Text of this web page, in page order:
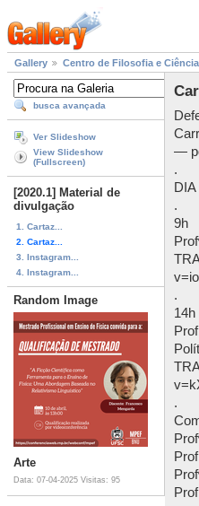
Gallery Centro de Filosofia e
busca avançada
Ver Slideshow
View Slideshow
(Fullscreen)
[2020.1] Material de
divulgação
1. Cartaz...
2. Cartaz...
3. Instagram...
4. Instagram...
Random Image
Arte
Data: 07-04-2025 Visitas: 95
—
.
.
9h
.
14h
.